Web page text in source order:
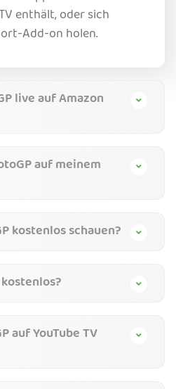
enthält, oder sich
Add-on holen.
live auf Amazon
auf meinem
kostenlos schauen?
auf YouTube TV